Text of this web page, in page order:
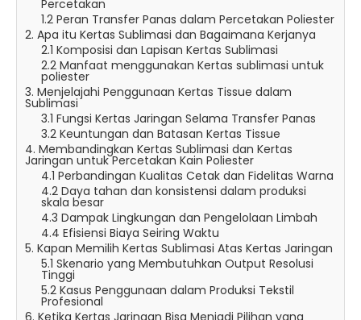
Percetakan
1.2 Peran Transfer Panas dalam Percetakan Poliester
2. Apa itu Kertas Sublimasi dan Bagaimana Kerjanya
2.1 Komposisi dan Lapisan Kertas Sublimasi
2.2 Manfaat menggunakan Kertas sublimasi untuk
poliester
3. Menjelajahi Penggunaan Kertas Tissue dalam
Sublimasi
3.1 Fungsi Kertas Jaringan Selama Transfer Panas
3.2 Keuntungan dan Batasan Kertas Tissue
4. Membandingkan Kertas Sublimasi dan Kertas
Jaringan untuk Percetakan Kain Poliester
4.1 Perbandingan Kualitas Cetak dan Fidelitas Warna
4.2 Daya tahan dan konsistensi dalam produksi
skala besar
4.3 Dampak Lingkungan dan Pengelolaan Limbah
4.4 Efisiensi Biaya Seiring Waktu
5. Kapan Memilih Kertas Sublimasi Atas Kertas Jaringan
5.1 Skenario yang Membutuhkan Output Resolusi
Tinggi
5.2 Kasus Penggunaan dalam Produksi Tekstil
Profesional
6. Ketika Kertas Jaringan Bisa Menjadi Pilihan yang